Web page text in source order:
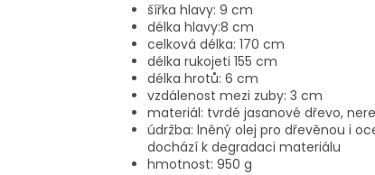
šířka hlavy: 9 cm
délka hlavy:8 cm
celková délka: 170 cm
délka rukojeti 155 cm
délka hrotů: 6 cm
vzdálenost mezi zuby: 3 cm
materiál: tvrdé jasanové dřevo,
údržba: lněný olej pro dřevěnou i
dochází k degradaci materiálu
hmotnost: 950 g